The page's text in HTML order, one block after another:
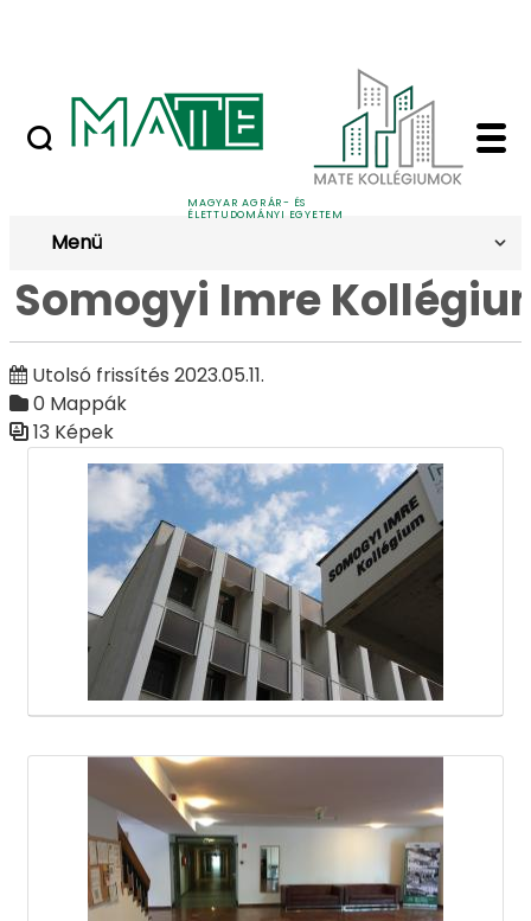
MAGYAR AGRÁR- ÉS
ÉLETTUDOMÁNYI EGYETEM
Nyilvános versenyeztetési felhívások
Somogyi Imre
Galéria
Menü
Somogyi Imre
Utolsó frissítés 2023.05.11.
0 Mappák
13 Képek
Médiatár